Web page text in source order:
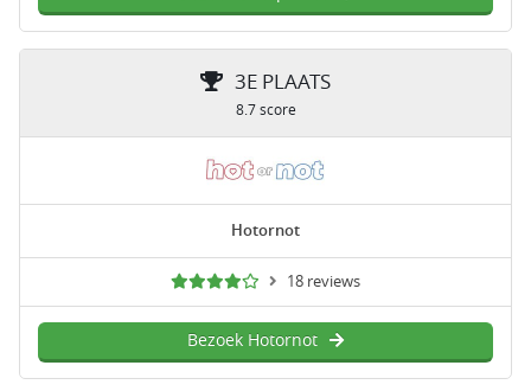
3E PLAATS
8.7 score
Hotornot
18 reviews
Bezoek Hotornot